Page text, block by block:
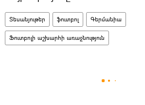
Տեսանյութեր ֆուտբոլ Գերմանիա
Ֆուտբոլի աշխարհի առաջնություն